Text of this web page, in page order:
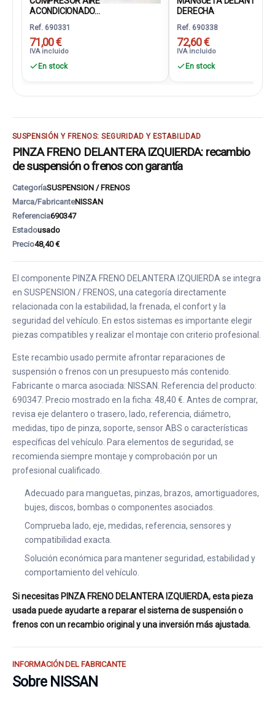
ACONDICIONADO...
Ref. 690331
71,00 €
IVA incluido
En stock
DERECHA
Ref. 690338
72,60 €
IVA incluido
En stock
SUSPENSIÓN Y FRENOS: SEGURIDAD Y ESTABILIDAD
PINZA FRENO DELANTERA IZQUIERDA: recambio
de suspensión o frenos con garantía
CategoríaSUSPENSION / FRENOS
Marca/FabricanteNISSAN
Referencia690347
Estadousado
Precio48,40 €
El componente PINZA FRENO DELANTERA IZQUIERDA se integra
en SUSPENSION / FRENOS, una categoría directamente
relacionada con la estabilidad, la frenada, el confort y la
seguridad del vehículo. En estos sistemas es importante elegir
piezas compatibles y realizar el montaje con criterio profesional.
Este recambio usado permite afrontar reparaciones de
suspensión o frenos con un presupuesto más contenido.
Fabricante o marca asociada: NISSAN. Referencia del producto:
690347. Precio mostrado en la ficha: 48,40 €. Antes de comprar,
revisa eje delantero o trasero, lado, referencia, diámetro,
medidas, tipo de pinza, soporte, sensor ABS o características
específicas del vehículo. Para elementos de seguridad, se
recomienda siempre montaje y comprobación por un
profesional cualificado.
Adecuado para manguetas, pinzas, brazos, amortiguadores,
bujes, discos, bombas o componentes asociados.
Comprueba lado, eje, medidas, referencia, sensores y
compatibilidad exacta.
Solución económica para mantener seguridad, estabilidad y
comportamiento del vehículo.
Si necesitas PINZA FRENO DELANTERA IZQUIERDA, esta pieza
usada puede ayudarte a reparar el sistema de suspensión o
frenos con un recambio original y una inversión más ajustada.
INFORMACIÓN DEL FABRICANTE
Sobre NISSAN